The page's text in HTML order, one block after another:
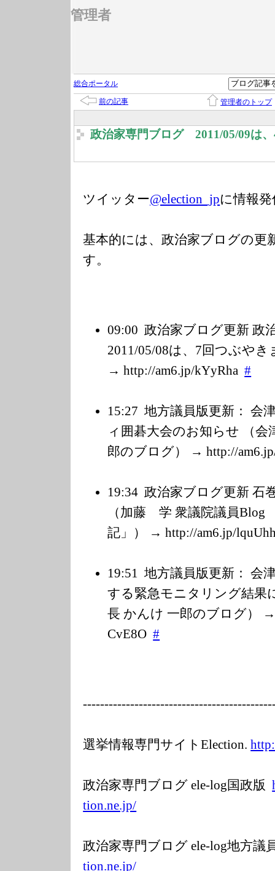
管理者
総合ポータル
前の記事 管理者のトップ
政治家専門ブログ 2011/05/09は
ツイッター@election_jpに情報
基本的には、政治家ブログの更
す。
09:00 政治家ブログ更新
2011/05/08は、7回つぶや
→ http://am6.jp/kYyRha #
15:27 地方議員版更新： 会
ィ囲碁大会のお知らせ （会
郎のブログ） → http://
19:34 政治家ブログ更新 石
（加藤 学 衆議院議員Blog
記」） → http://am6.jp/l
19:51 地方議員版更新： 会
する緊急モニタリング結果
長 かんけ 一郎のブログ）
CvE8O #
---------------------------------------
選挙情報専門サイトElection.
政治家専門ブログ ele-log国政版
tion.ne.jp/
政治家専門ブログ ele-log地方議
tion.ne.jp/